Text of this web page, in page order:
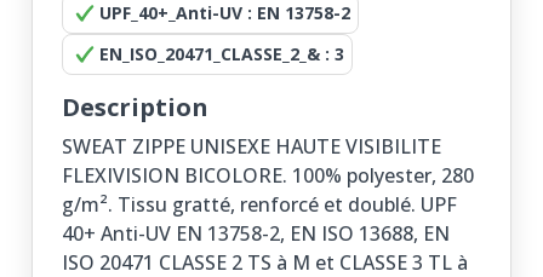
UPF_40+_Anti-UV : EN 13758-2
EN_ISO_20471_CLASSE_2_& : 3
Description
SWEAT ZIPPE UNISEXE HAUTE VISIBILITE
FLEXIVISION BICOLORE. 100% polyester, 280
g/m². Tissu gratté, renforcé et doublé. UPF
40+ Anti-UV EN 13758-2, EN ISO 13688, EN
ISO 20471 CLASSE 2 TS à M et CLASSE 3 TL à